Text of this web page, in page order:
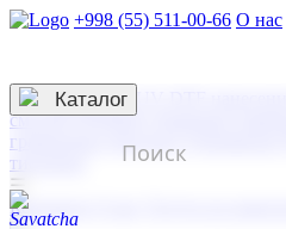
+998 (55) 511-00-66 О нас
3D гравировка
смолой (Doming)
гравировка твердая
тиснение
☰
Контакты
Каталог